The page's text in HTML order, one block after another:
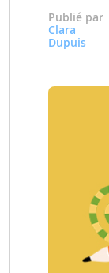
Publié par
Clara
Dupuis